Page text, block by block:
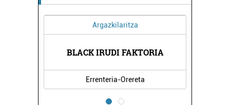
Argazkilaritza
BLACK IRUDI FAKTORIA
Errenteria-Orereta